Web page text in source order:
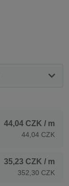
44,04 CZK / m
44,04 CZK
35,23 CZK / m
352,30 CZK